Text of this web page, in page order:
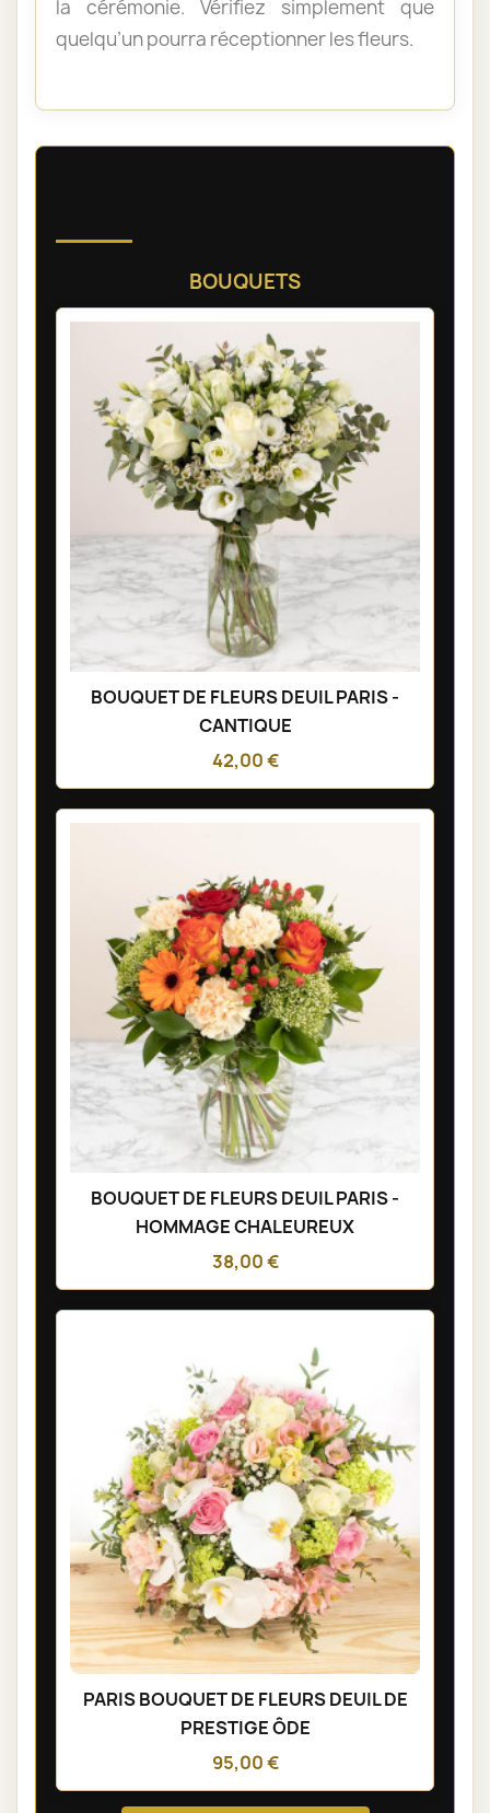
la cérémonie. Vérifiez simplement que
quelqu’un pourra réceptionner les fleurs.
BOUQUETS
BOUQUET DE FLEURS DEUIL PARIS -
CANTIQUE
42,00 €
BOUQUET DE FLEURS DEUIL PARIS -
HOMMAGE CHALEUREUX
38,00 €
PARIS BOUQUET DE FLEURS DEUIL DE
PRESTIGE ÔDE
95,00 €